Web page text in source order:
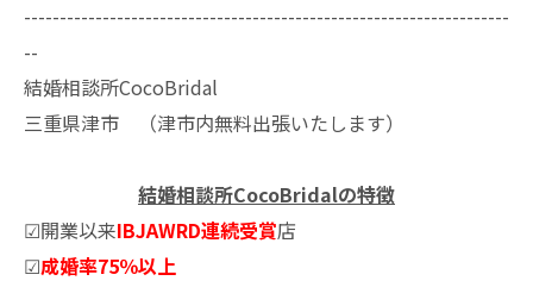
--------------------------------------------------------------------
--
結婚相談所CocoBridal
三重県津市 （津市内無料出張いたします）
結婚相談所CocoBridalの特徴
☑開業以来IBJAWRD連続受賞店
☑成婚率75％以上